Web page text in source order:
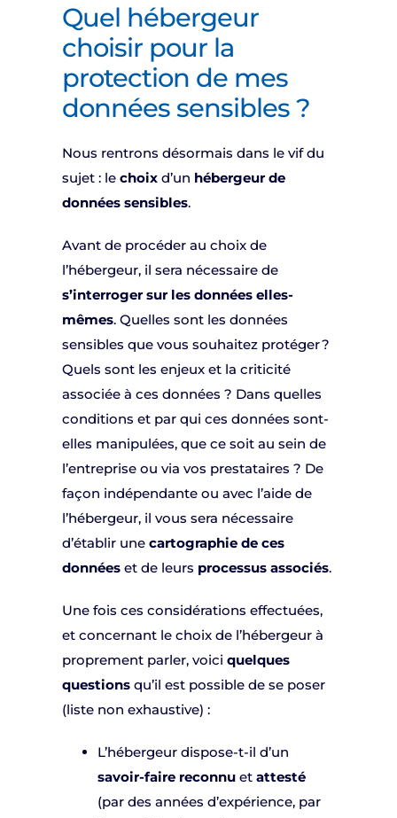
Quel hébergeur
choisir pour la
protection de mes
données sensibles ?
Nous rentrons désormais dans le vif du
sujet : le choixd’un hébergeur de
données sensibles.
Avant de procéder au choix de
l’hébergeur, il sera nécessaire de
s’interroger sur les données elles-
mêmes. Quelles sont les données
sensibles que vous souhaitez protéger ?
Quels sont les enjeux et la criticité
associée à ces données ? Dans quelles
conditions et par qui ces données sont-
elles manipulées, que ce soit au sein de
l’entreprise ou via vos prestataires ? De
façon indépendante ou avec l’aide de
l’hébergeur, il vous sera nécessaire
d’établir une cartographie de ces
donnéeset de leurs processus associés.
Une fois ces considérations effectuées,
et concernant le choix de l’hébergeur à
proprement parler, voici quelques
questionsqu’il est possible de se poser
(liste non exhaustive) :
L’hébergeur dispose-t-il d’un
savoir-faire reconnuet attesté
(par des années d’expérience, par